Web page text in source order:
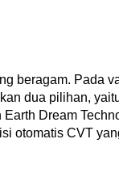
beragam. Pada
dua pilihan,
Dream
otomatis CVT